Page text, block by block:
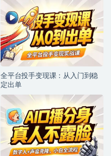
全平台投手变现课：从入门到稳
定出单